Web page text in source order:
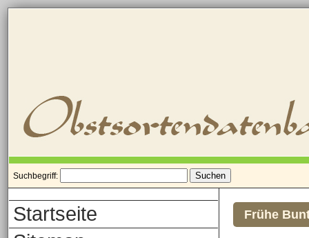
Suchbegriff:
Startseite
Frühe